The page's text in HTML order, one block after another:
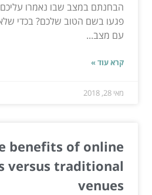
הבחנתם במצב שבו נאמרו
פגעו בשם הטוב שלכם? בכדי
עם מצב...
קרא עוד »
מאי 28, 2018
benefits of online
versus traditional
venues